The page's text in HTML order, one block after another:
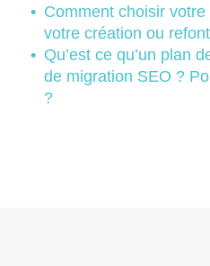
Comment choisir
votre création ou
Qu’est ce qu’un plan
de migration SEO ?
?